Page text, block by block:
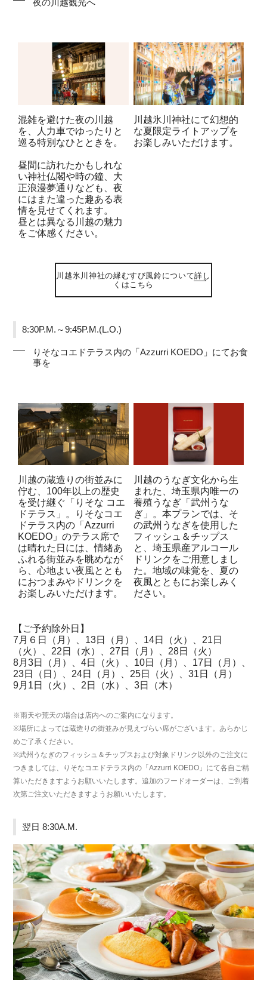
夜の川越観光へ
混雑を避けた夜の川越
を、人力車でゆったりと
巡る特別なひとときを。
昼間に訪れたかもしれな
い神社仏閣や時の鐘、大
正浪漫夢通りなども、夜
にはまた違った趣ある表
情を見せてくれます。
昼とは異なる川越の魅力
をご体感ください。
川越氷川神社にて幻想的
な夏限定ライトアップを
お楽しみいただけます。
川越氷川神社の縁むすび風鈴について詳し
くはこちら
8:30P.M.～9:45P.M.(L.O.)
りそなコエドテラス内の「Azzurri KOEDO」にてお食
事を
川越の蔵造りの街並みに
佇む、100年以上の歴史
を受け継ぐ「りそな コエ
ドテラス」。りそなコエ
ドテラス内の「Azzurri
KOEDO」のテラス席で
は晴れた日には、情緒あ
ふれる街並みを眺めなが
ら、心地よい夜風ととも
におつまみやドリンクを
お楽しみいただけます。
川越のうなぎ文化から生
まれた、埼玉県内唯一の
養殖うなぎ「武州うな
ぎ」。本プランでは、そ
の武州うなぎを使用した
フィッシュ＆チップス
と、埼玉県産アルコール
ドリンクをご用意しまし
た。地域の味覚を、夏の
夜風とともにお楽しみく
ださい。
【ご予約除外日】
7月６日（月）、13日（月）、14日（火）、21日
（火）、22日（水）、27日（月）、28日（火）
8月3日（月）、4日（火）、10日（月）、17日（月）、
23日（日）、24日（月）、25日（火）、31日（月）
9月1日（火）、2日（水）、3日（木）
※雨天や荒天の場合は店内へのご案内になります。
※場所によっては蔵造りの街並みが見えづらい席がございます。あらかじ
めご了承ください。
※武州うなぎのフィッシュ＆チップスおよび対象ドリンク以外のご注文に
つきましては、りそなコエドテラス内の「Azzurri KOEDO」にて各自ご精
算いただきますようお願いいたします。追加のフードオーダーは、ご到着
次第ご注文いただきますようお願いいたします。
翌日 8:30A.M.